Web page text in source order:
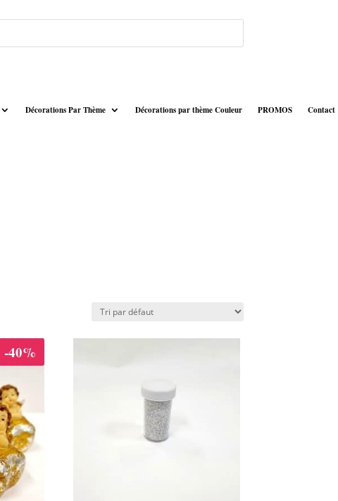
Décorations Par Thème Décorations par thème Couleur PROMOS Contact
-40%